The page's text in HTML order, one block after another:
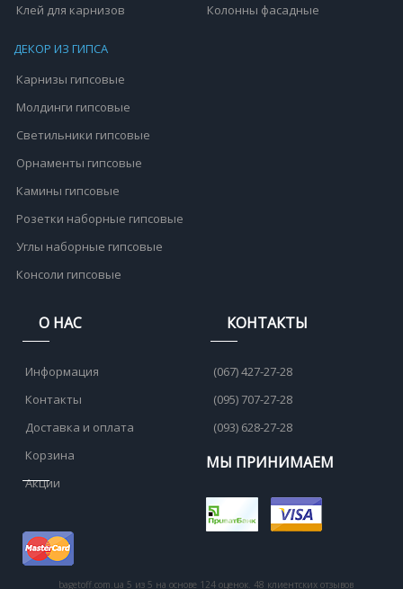
Клей для карнизов
Колонны фасадные
ДЕКОР ИЗ ГИПСА
Карнизы гипсовые
Молдинги гипсовые
Светильники гипсовые
Орнаменты гипсовые
Камины гипсовые
Розетки наборные гипсовые
Углы наборные гипсовые
Консоли гипсовые
О НАС
Информация
Контакты
Доставка и оплата
Корзина
Акции
КОНТАКТЫ
(067) 427-27-28
(095) 707-27-28
(093) 628-27-28
МЫ ПРИНИМАЕМ
bagetoff.com.ua 5 из 5 на основе 124 оценок. 48 клиентских отзывов